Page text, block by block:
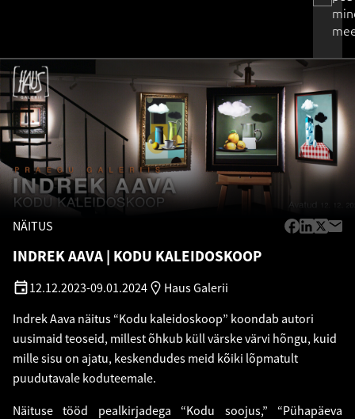
NÄITUS
INDREK AAVA KODU KALEIDOSKOOP
12.12.2023-09.01.2024
Haus Galerii
Indrek Aava näitus “Kodu kaleidoskoop” koondab autori
uusimaid teoseid, millest õhkub küll värske värvi hõngu, kuid
mille sisu on ajatu, keskendudes meid kõiki lõpmatult
puudutavale koduteemale.
Näituse tööd pealkirjadega “Kodu soojus,” “Pühapäeva